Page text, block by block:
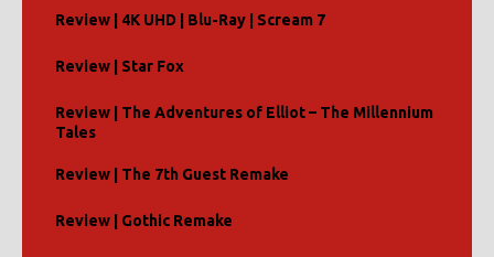
Review | 4K UHD | Blu-Ray | Scream 7
Review | Star Fox
Review | The Adventures of Elliot – The Millennium
Tales
Review | The 7th Guest Remake
Review | Gothic Remake